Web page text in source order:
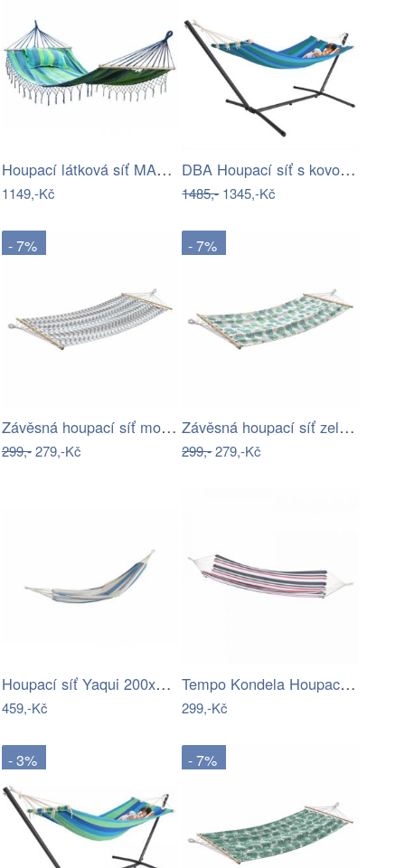
Houpací látková síť MAXI pro 2 osoby,…
1149,-Kč
DBA Houpací síť s kovovým rámem 200 x…
1485,-1345,-Kč
- 7%
Závěsná houpací síť modrošedé vlny
299,-279,-Kč
- 7%
Závěsná houpací síť zelené listy
299,-279,-Kč
Houpací síť Yaqui 200x80cm béžová
459,-Kč
Tempo Kondela Houpací síť HAVANA - vzor…
299,-Kč
- 3% - 7%